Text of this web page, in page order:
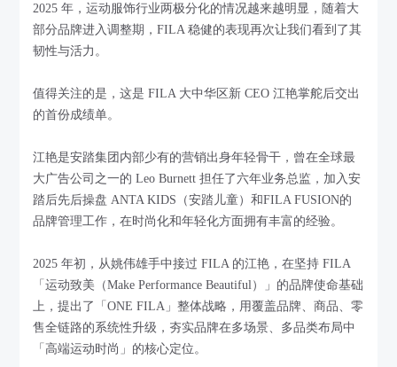
2025 年，运动服饰行业两极分化的情况越来越明显，随着大
部分品牌进入调整期，FILA 稳健的表现再次让我们看到了其
韧性与活力。
值得关注的是，这是 FILA 大中华区新 CEO 江艳掌舵后交出
的首份成绩单。
江艳是安踏集团内部少有的营销出身年轻骨干，曾在全球最
大广告公司之一的 Leo Burnett 担任了六年业务总监，加入安
踏后先后操盘 ANTA KIDS（安踏儿童）和FILA FUSION的
品牌管理工作，在时尚化和年轻化方面拥有丰富的经验。
2025 年初，从姚伟雄手中接过 FILA 的江艳，在坚持 FILA
「运动致美（Make Performance Beautiful）」的品牌使命基础
上，提出了「ONE FILA」整体战略，用覆盖品牌、商品、零
售全链路的系统性升级，夯实品牌在多场景、多品类布局中
「高端运动时尚」的核心定位。